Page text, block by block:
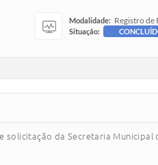
Modalidade: Registro de
Situação:
da Secretaria Municipal